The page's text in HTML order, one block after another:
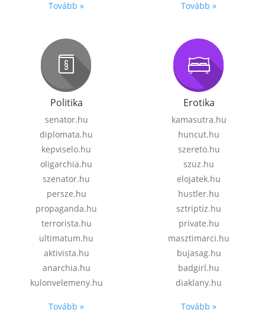
Tovább » Tovább »
Politika
senator.hu
diplomata.hu
kepviselo.hu
oligarchia.hu
szenator.hu
persze.hu
propaganda.hu
terrorista.hu
ultimatum.hu
aktivista.hu
anarchia.hu
kulonvelemeny.hu
Tovább »
Erotika
kamasutra.hu
huncut.hu
szereto.hu
szuz.hu
elojatek.hu
hustler.hu
sztriptiz.hu
private.hu
masztimarci.hu
bujasag.hu
badgirl.hu
diaklany.hu
Tovább »